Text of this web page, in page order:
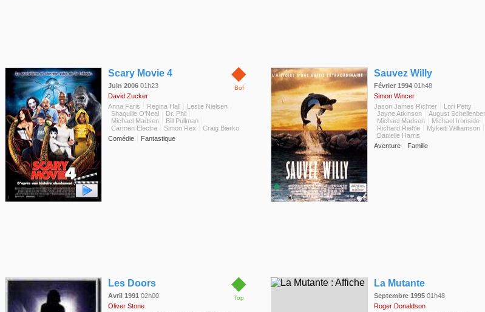
◆
Bof
Scary Movie 4
Juin 2006 01h23
David Zucker
Anna Faris
Regina Hall
Leslie Nielsen
Shaquille O'Neal
Dr. Phil
Michael Madsen
Bill Pullman
Carmen Electra
Simon Rex
Craig Bierko
Comédie
Fantastique
Sauvez Willy
Février 199401h48
Simon Wincer
Jason James Richter
Lori Petty
Jayne Atkinson
August
Michael Madsen
Michael Ironside
Richard Riehle
Mykelti Williamson
Danielle Harris
Aventure
Famille
◆
Top
Les Doors
Avril 1991 02h00
Oliver Stone
La Mutante
Septembre 199501h48
Roger Donaldson